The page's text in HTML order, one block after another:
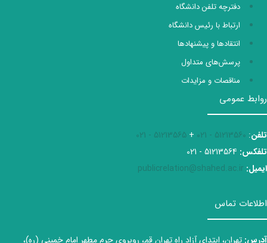
دفترچه تلفن دانشگاه
ارتباط با رئیس دانشگاه
انتقادها و پیشنهادها
پرسش‌های متداول
مناقصات و مزایدات
روابط عمومی
تلفن:
51213560 - 021
+
51213565 - 021
تلفکس:
ایمیل: publicrelation@shahed.ac.ir
اطلاعات تماس
آدرس: تهران، ابتدای آزاد راه تهران قم، روبروی حرم مطهر امام خمینی (ره)،